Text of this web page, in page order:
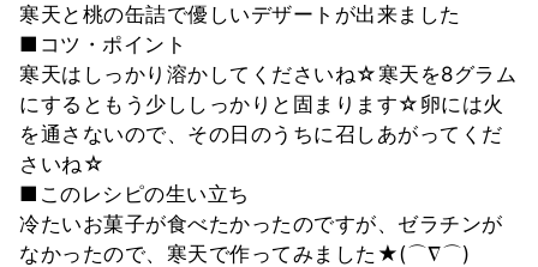
寒天と桃の缶詰で優しいデザートが出来ました
■コツ・ポイント
寒天はしっかり溶かしてくださいね☆寒天を8グラム
にするともう少ししっかりと固まります☆卵には火
を通さないので、その日のうちに召しあがってくだ
さいね☆
■このレシピの生い立ち
冷たいお菓子が食べたかったのですが、ゼラチンが
なかったので、寒天で作ってみました★(⌒∇⌒)